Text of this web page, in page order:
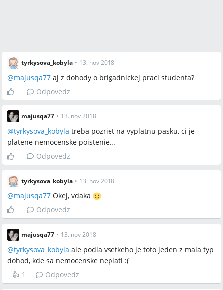
tyrkysova_kobyla • 13. nov 2018
@majusqa77 aj z dohody o brigadnickej praci studenta?
Odpovedz
majusqa77 • 13. nov 2018
@tyrkysova_kobyla treba pozriet na vyplatnu pasku, ci je
platene nemocenske poistenie...
Odpovedz
tyrkysova_kobyla • 13. nov 2018
@majusqa77 Okej, vdaka
Odpovedz
majusqa77 • 13. nov 2018
@tyrkysova_kobyla ale podla vsetkeho je toto jeden z mala typ
dohod, kde sa nemocenske neplati :(
👍 1 Odpovedz